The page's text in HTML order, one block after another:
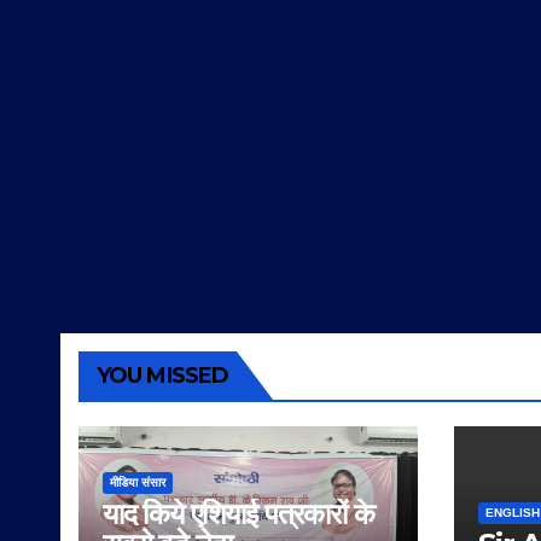
YOU MISSED
मीडिया संसार
याद किये एशियाई पत्रकारों के